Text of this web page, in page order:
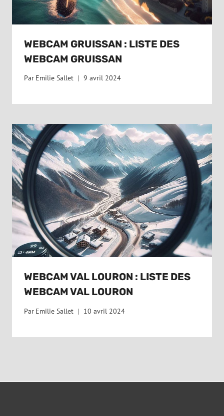
WEBCAM GRUISSAN : LISTE DES
WEBCAM GRUISSAN
Par Emilie Sallet 9 avril 2024
WEBCAM VAL LOURON : LISTE DES
WEBCAM VAL LOURON
Par Emilie Sallet 10 avril 2024